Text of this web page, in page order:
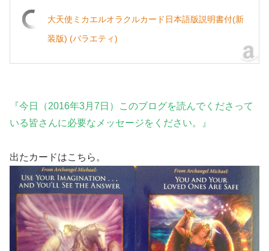
大天使ミカエルオラクルカード日本語版説明書付(新
装版) (バラエティ)
『今日（2016年3月7日）このブログを読んでくださって
いる皆さんに必要なメッセージをください。』
出たカードはこちら。